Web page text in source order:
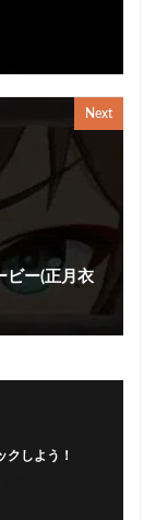
Next
ビー(正月衣
クしよう！